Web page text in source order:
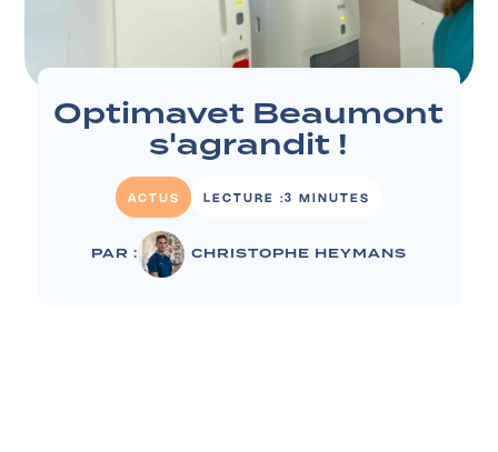
Optimavet Beaumont
s'agrandit !
ACTUS LECTURE :3 MINUTES
PAR : CHRISTOPHE HEYMANS